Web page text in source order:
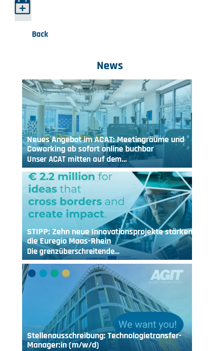
Back
News
Neues Angebot im ACAT: Meetingräume und
Coworking ab sofort online buchbar
Unser ACAT mitten auf dem…
STIPP: Zehn neue Innovationsprojekte stärken
die Euregio Maas-Rhein
Die grenzüberschreitende…
Stellenausschreibung: Technologietransfer-
Manager:in (m/w/d)